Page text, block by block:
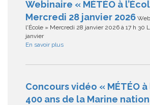
Webinaire « MÉTÉO à
Mercredi 28 janvier 2026
l'École » Mercredi 28 janvier 2026 à 17 h 30
janvier
En savoir plus
Concours vidéo « MÉTÉO à
400 ans de la Marine